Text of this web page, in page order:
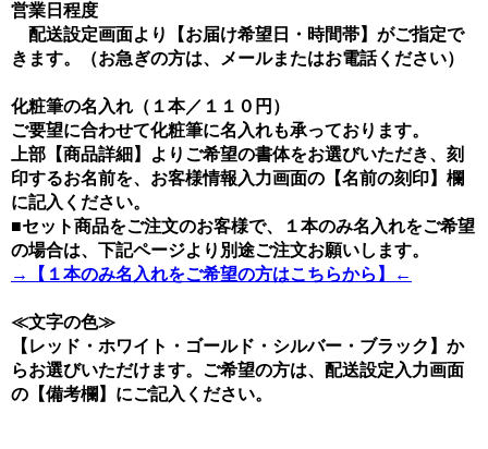
営業日程度
配送設定画面より【お届け希望日・時間帯】がご指定で
きます。（お急ぎの方は、メールまたはお電話ください）
化粧筆の名入れ（１本／１１０円）
ご要望に合わせて化粧筆に名入れも承っております。
上部【商品詳細】よりご希望の書体をお選びいただき、刻
印するお名前を、お客様情報入力画面の【名前の刻印】欄
に記入ください。
■セット商品をご注文のお客様で、１本のみ名入れをご希望
の場合は、下記ページより別途ご注文お願いします。
→【１本のみ名入れをご希望の方はこちらから】←
≪文字の色≫
【レッド・ホワイト・ゴールド・シルバー・ブラック】か
らお選びいただけます。ご希望の方は、配送設定入力画面
の【備考欄】にご記入ください。